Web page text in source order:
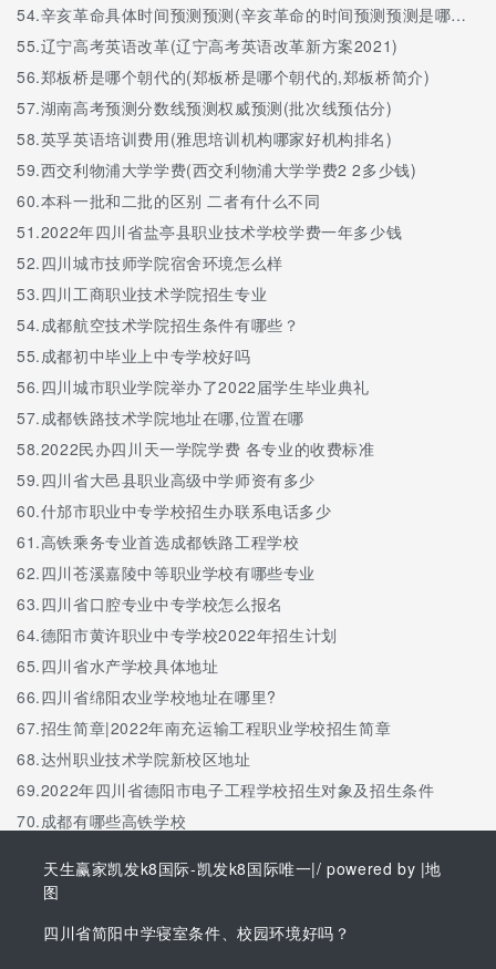
54.辛亥革命具体时间预测预测(辛亥革命的时间预测预测是哪一年)
55.辽宁高考英语改革(辽宁高考英语改革新方案2021)
56.郑板桥是哪个朝代的(郑板桥是哪个朝代的,郑板桥简介)
57.湖南高考预测分数线预测权威预测(批次线预估分)
58.英孚英语培训费用(雅思培训机构哪家好机构排名)
59.西交利物浦大学学费(西交利物浦大学学费2 2多少钱)
60.本科一批和二批的区别 二者有什么不同
51.2022年四川省盐亭县职业技术学校学费一年多少钱
52.四川城市技师学院宿舍环境怎么样
53.四川工商职业技术学院招生专业
54.成都航空技术学院招生条件有哪些？
55.成都初中毕业上中专学校好吗
56.四川城市职业学院举办了2022届学生毕业典礼
57.成都铁路技术学院地址在哪,位置在哪
58.2022民办四川天一学院学费 各专业的收费标准
59.四川省大邑县职业高级中学师资有多少
60.什邡市职业中专学校招生办联系电话多少
61.高铁乘务专业首选成都铁路工程学校
62.四川苍溪嘉陵中等职业学校有哪些专业
63.四川省口腔专业中专学校怎么报名
64.德阳市黄许职业中专学校2022年招生计划
65.四川省水产学校具体地址
66.四川省绵阳农业学校地址在哪里?
67.招生简章|2022年南充运输工程职业学校招生简章
68.达州职业技术学院新校区地址
69.2022年四川省德阳市电子工程学校招生对象及招生条件
70.成都有哪些高铁学校
天生赢家凯发k8国际-凯发k8国际唯一|/ powered by |地
图
四川省简阳中学寝室条件、校园环境好吗？